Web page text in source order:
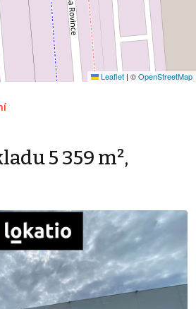
Leaflet | ©OpenStreetMap
5 359 m²,